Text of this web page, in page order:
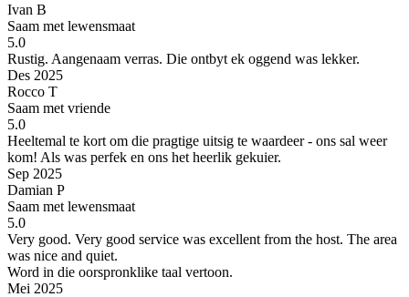
Ivan B
Saam met lewensmaat
5.0
Rustig. Aangenaam verras. Die ontbyt ek oggend was lekker.
Des 2025
Rocco T
Saam met vriende
5.0
Heeltemal te kort om die pragtige uitsig te waardeer - ons sal weer
kom! Als was perfek en ons het heerlik gekuier.
Sep 2025
Damian P
Saam met lewensmaat
5.0
Very good. Very good service was excellent from the host. The area
was nice and quiet.
Word in die oorspronklike taal vertoon.
Mei 2025